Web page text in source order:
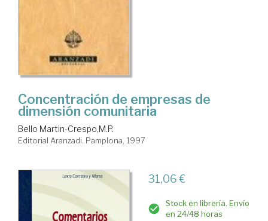
Concentración de empresas de
dimensión comunitaria
Bello Martin-Crespo,M.P.
Editorial Aranzadi. Pamplona, 1997
31,06 €
Stock en librería. Envío
en 24/48 horas